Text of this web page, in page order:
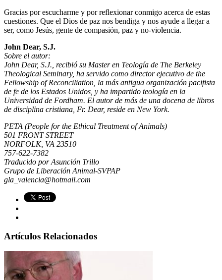
Gracias por escucharme y por reflexionar conmigo acerca de estas
cuestiones. Que el Dios de paz nos bendiga y nos ayude a llegar a
ser, como Jesús, gente de compasión, paz y no-violencia.
John Dear, S.J.
Sobre el autor:
John Dear, S.J., recibió su Master en Teología de The Berkeley
Theological Seminary, ha servido como director ejecutivo de the
Fellowship of Reconciliation, la más antigua organización pacifista
de fe de los Estados Unidos, y ha impartido teología en la
Universidad de Fordham. El autor de más de una docena de libros
de disciplina cristiana, Fr. Dear, reside en New York.
PETA (People for the Ethical Treatment of Animals)
501 FRONT STREET
NORFOLK, VA 23510
757-622-7382
Traducido por Asunción Trillo
Grupo de Liberación Animal-SVPAP
gla_valencia@hotmail.com
Artículos Relacionados